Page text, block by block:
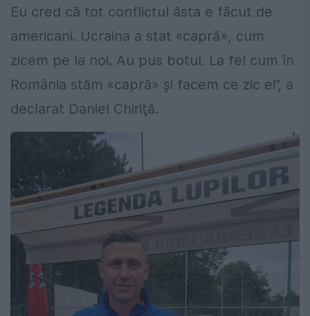
Eu cred că tot conflictul ăsta e făcut de
americani. Ucraina a stat «capră», cum
zicem pe la noi. Au pus botul. La fel cum în
România stăm «capră» şi facem ce zic ei”, a
declarat Daniel Chiriţă.